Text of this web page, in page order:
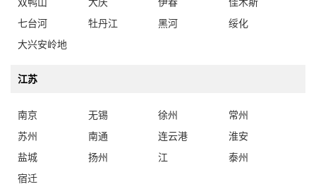
七台河
牡丹江 黑河
绥化
大兴安岭地
江苏
南京 无锡 徐州
常州
苏州
南通 连云港
淮安
盐城
扬州 江
泰州
宿迁